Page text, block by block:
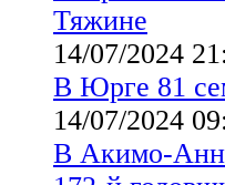
Тяжине
14/07/2024
В Юрге 81
14/07/2024
В Акимо-